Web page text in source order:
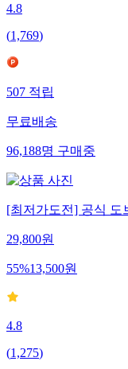
4.8
(1,769)
507 적립
무료배송
96,188명 구매중
[최저가도전] 공식 도
29,800원
55%13,500원
4.8
(1,275)